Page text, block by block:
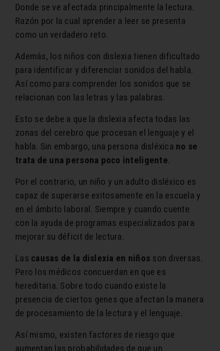
Donde se ve afectada principalmente la lectura.
Razón por la cual aprender a leer se presenta
como un verdadero reto.
Además, los niños con dislexia tienen dificultado
para identificar y diferenciar sonidos del habla.
Así como para comprender los sonidos que se
relacionan con las letras y las palabras.
Esto se debe a que la dislexia afecta todas las
zonas del cerebro que procesan el lenguaje y el
habla. Sin embargo, una persona disléxica no se
trata de una persona poco inteligente.
Por el contrario, un niño y un adulto disléxico es
capaz de superarse exitosamente en la escuela y
en el ámbito laboral. Siempre y cuando cuente
con la ayuda de programas especializados para
mejorar su déficit de lectura.
Las causas de la dislexia en niños son diversas.
Pero los médicos concuerdan en que es
hereditaria. Sobre todo cuando existe la
presencia de ciertos genes que afectan la manera
de procesamiento de la lectura y el lenguaje.
Así mismo, existen factores de riesgo que
aumentan las probabilidades de que un